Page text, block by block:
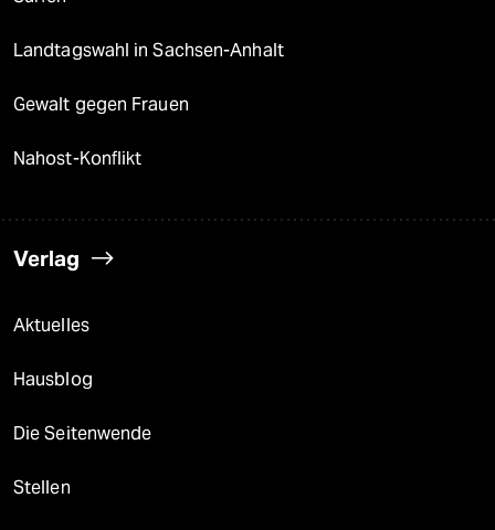
Landtagswahl in Sachsen-Anhalt
Gewalt gegen Frauen
Nahost-Konflikt
Verlag
Aktuelles
Hausblog
Die Seitenwende
Stellen